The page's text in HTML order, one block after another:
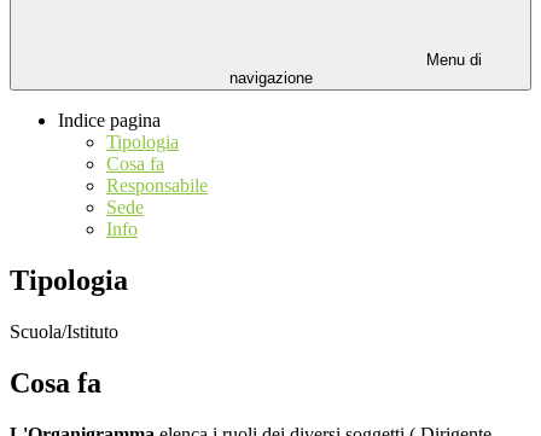
Menu di
navigazione
Indice pagina
Tipologia
Cosa fa
Responsabile
Sede
Info
Tipologia
Scuola/Istituto
Cosa fa